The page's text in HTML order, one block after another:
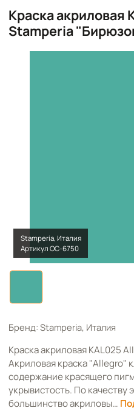
Краска акриловая
Stamperia
Stamperia, Италия
Артикул OC-6750
Бренд: Stamperia, Италия
Краска акриловая KAL025
Акриловая краска "Allegro"
содержание красящего
укрывистость. По качеству
большинство акриловы…